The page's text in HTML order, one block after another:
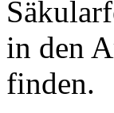
in den
finden.